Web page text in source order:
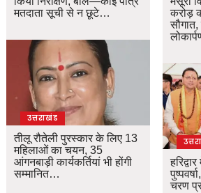
मतदाता सूची से न छूटे…
उत्तराखंड
तीलू रौतेली पुरस्कार के लिए 13
महिलाओं का चयन, 35
आंगनबाड़ी कार्यकर्तियां भी होंगी
सम्मानित…
करोड़
सौगात,
चरण